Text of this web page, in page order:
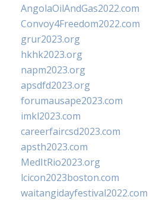
AngolaOilAndGas2022.com
Convoy4Freedom2022.com
grur2023.org
hkhk2023.org
napm2023.org
apsdfd2023.org
forumausape2023.com
imkl2023.com
careerfaircsd2023.com
apsth2023.com
MedItRio2023.org
lcicon2023boston.com
waitangidayfestival2022.com